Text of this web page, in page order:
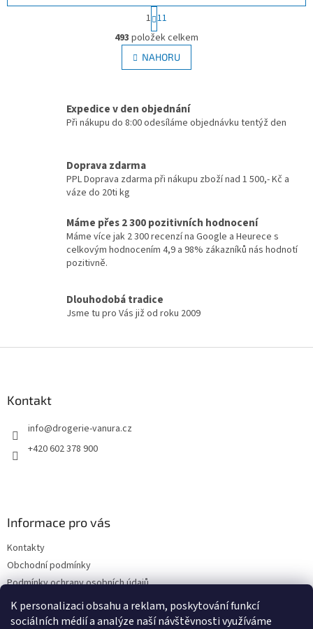
K personalizaci obsahu a reklam, poskytování funkcí
sociálních médií a analýze naší návštěvnosti využíváme
O
v
l
á
c
í
k
y
p
i
s
S
t
r
á
n
k
á
n
í
1 11
493 položek celkem
NAHORU
Expedice v den objednání
Při nákupu do 8:00 odesíláme objednávku tentýž den
Doprava zdarma
PPL Doprava zdarma při nákupu zboží nad 1 500,- Kč a
váze do 20ti kg
Máme přes 2 300 pozitivních hodnocení
Máme více jak 2 300 recenzí na Google a Heurece s
celkovým hodnocením 4,9 a 98% zákazníků nás hodnotí
pozitivně.
Dlouhodobá tradice
Jsme tu pro Vás již od roku 2009
Kontakt
info@drogerie-vanura.cz
+420 602 378 900
Informace pro vás
Kontakty
Obchodní podmínky
Podmínky ochrany osobních údajů
Dodací a platební podmínky